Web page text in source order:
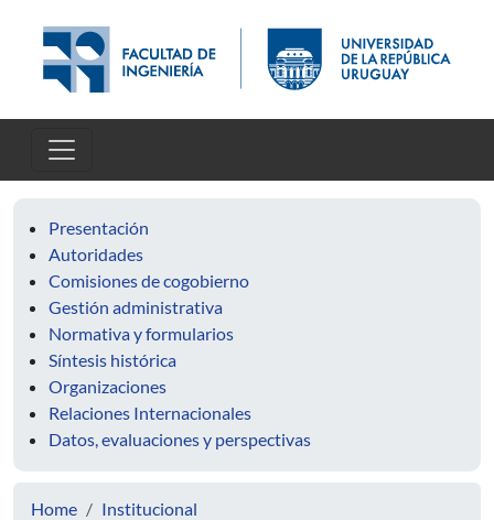
Presentación
Autoridades
Comisiones de cogobierno
Gestión administrativa
Normativa y formularios
Síntesis histórica
Organizaciones
Relaciones Internacionales
Datos, evaluaciones y perspectivas
Home Institucional